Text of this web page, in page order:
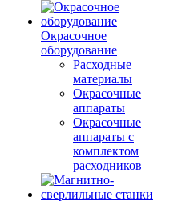
Окрасочное
оборудование
Расходные
материалы
Окрасочные
аппараты
Окрасочные
аппараты с
комплектом
расходников